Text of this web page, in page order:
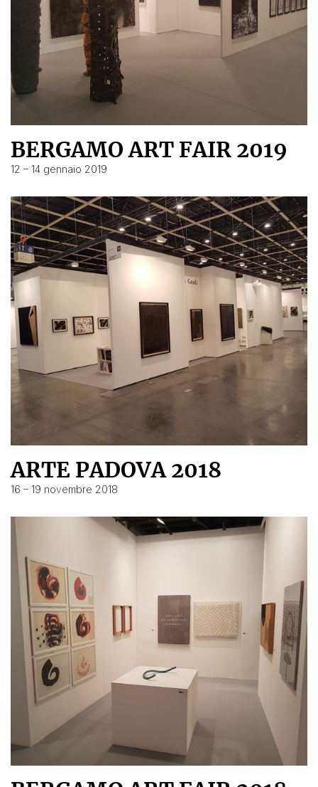
BERGAMO ART FAIR 2019
12 – 14 gennaio 2019
ARTE PADOVA 2018
16 – 19 novembre 2018